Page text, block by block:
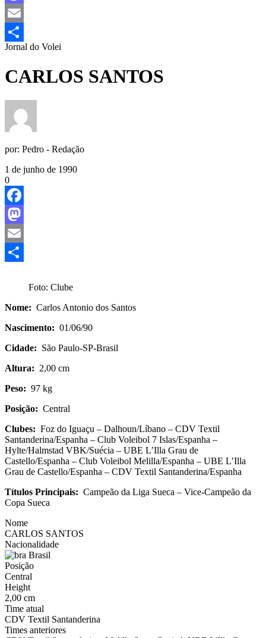
Mastodon
Email
Share
Jornal do Volei
CARLOS SANTOS
por: Pedro - Redação
1 de junho de 1990
0
Facebook
Mastodon
Email
Foto: Clube
Nome: Carlos Antonio dos Santos
Nascimento: 01/06/90
Cidade: São Paulo-SP-Brasil
Altura: 2,00 cm
Peso: 97 kg
Posição: Central
Clubes: Foz do Iguaçu – Dalhoun/Líbano – CDV Textil
Santanderina/Espanha – Club Voleibol 7 Islas/Espanha –
Hylte/Halmstad VBK/Suécia – UBE L’Illa Grau de
Castello/Espanha – Club Voleibol Melilla/Espanha – UBE L’Illa
Grau de Castello/Espanha – CDV Textil Santanderina/Espanha
Títulos Principais: Campeão da Liga Sueca – Vice-Campeão da
Copa Sueca
Nome
CARLOS SANTOS
Nacionalidade
Brasil
Posição
Central
Height
2,00 cm
Time atual
CDV Textil Santanderina
Times anteriores